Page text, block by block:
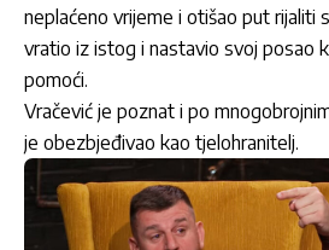
neplaćeno vrijeme i otišao put rijaliti
vratio iz istog i nastavio svoj posao
pomoći.
Vračević je poznat i po
je obezbjeđivao kao tjelohranitelj.